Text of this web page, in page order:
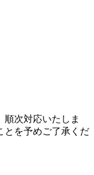
次対応いたしま
とを予めご了承くだ